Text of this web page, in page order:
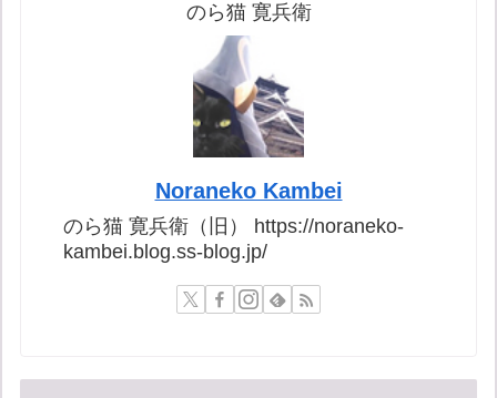
のら猫 寛兵衛
Noraneko Kambei
のら猫 寛兵衛（旧） https://noraneko-
kambei.blog.ss-blog.jp/